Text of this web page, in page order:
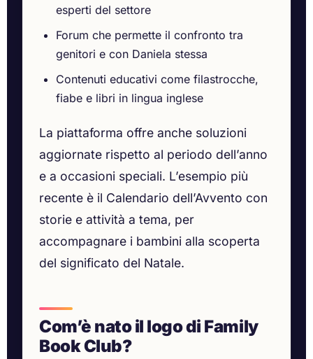
esperti del settore
Forum che permette il confronto tra
genitori e con Daniela stessa
Contenuti educativi come filastrocche,
fiabe e libri in lingua inglese
La piattaforma offre anche soluzioni
aggiornate rispetto al periodo dell’anno
e a occasioni speciali. L’esempio più
recente è il Calendario dell’Avvento con
storie e attività a tema, per
accompagnare i bambini alla scoperta
del significato del Natale.
Com’è nato il logo di Family
Book Club?